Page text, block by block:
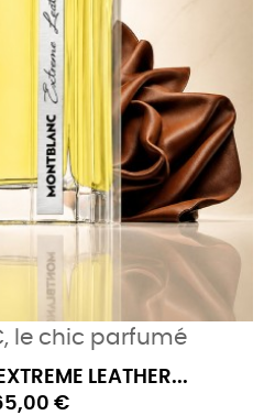
le chic parfumé
LEATHER...
€